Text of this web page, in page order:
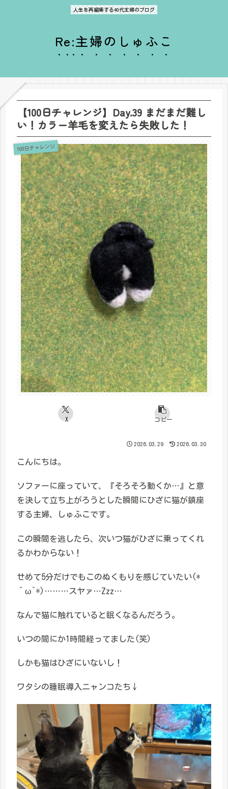
人生を再編集する40代主婦のブログ
Re:主婦のしゅふこ
【100日チャレンジ】Day.39 まだまだ難し
い！カラー羊毛を変えたら失敗した！
100日チャレンジ
X コピー
2026.03.29 2026.03.30
こんにちは。
ソファーに座っていて、『そろそろ動くか…』と意
を決して立ち上がろうとした瞬間にひざに猫が鎮座
する主婦、しゅふこです。
この瞬間を逃したら、次いつ猫がひざに乗ってくれ
るかわからない！
せめて5分だけでもこのぬくもりを感じていたい(*
´ω`*)………スヤァ…Zzz…
なんで猫に触れていると眠くなるんだろう。
いつの間にか1時間経ってました(笑)
しかも猫はひざにいないし！
ワタシの睡眠導入ニャンコたち↓